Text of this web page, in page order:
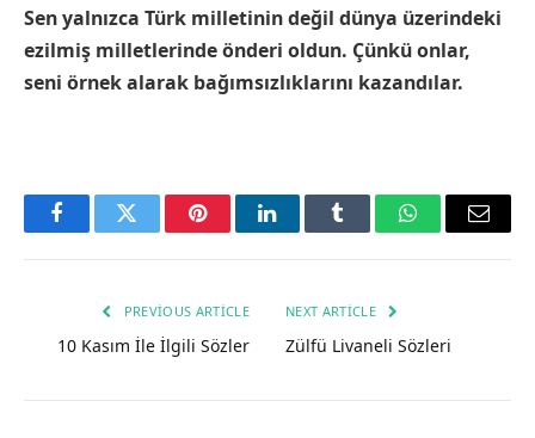
Sen yalnızca Türk milletinin değil dünya üzerindeki
ezilmiş milletlerinde önderi oldun. Çünkü onlar,
seni örnek alarak bağımsızlıklarını kazandılar.
FacebookTwitter PinterestLinkedInTumblr WhatsAppEmail
PREVIOUS ARTICLE
10 Kasım İle İlgili Sözler
NEXT ARTICLE
Zülfü Livaneli Sözleri